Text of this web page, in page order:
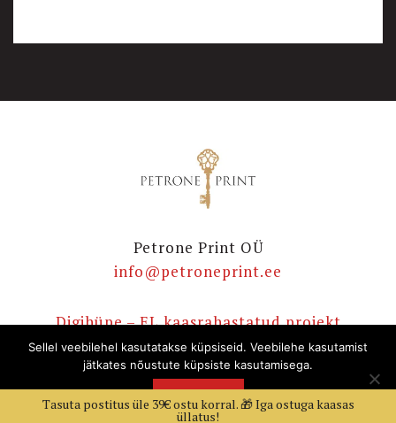
Petrone Print OÜ
info@petroneprint.ee
Digihüpe – EL kaasrahastatud projekt
E-poe ostutingimused
Privaatsuspoliitika
E-raamatute korduvad küsimused
Tasuta postitus üle 39€ ostu korral. 🎁 Iga ostuga kaasas
üllatus!
Sellel veebilehel kasutatakse küpsiseid. Veebilehe kasutamist
jätkates nõustute küpsiste kasutamisega.
NÕUSTUN